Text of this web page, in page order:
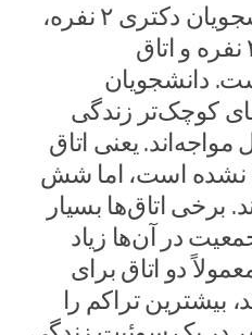
در حال حاضر اتاق‌ دانشجویان دکتری ۲ نفره،
اتاق دانشجویان ارشد ۴ نفره و اتاق
۶ نفره است. دانشجویان
کوچک‌تر زندگی
یعنی اتاق
است، اما شش
برخی اتاق‌ها بسیار
در آن‌ها زیاد
دو اتاق برای
بیشترین تراکم را